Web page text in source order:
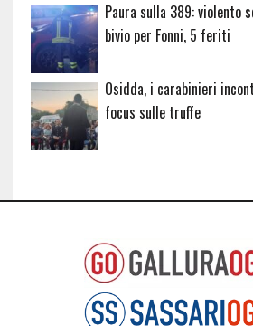
Paura sulla 389: violento
bivio per Fonni, 5 feriti
Osidda, i carabinieri
focus sulle truffe